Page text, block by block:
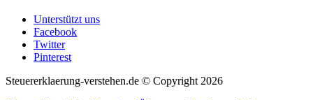
Unterstützt uns
Facebook
Twitter
Pinterest
Steuererklaerung-verstehen.de © Copyright 2026